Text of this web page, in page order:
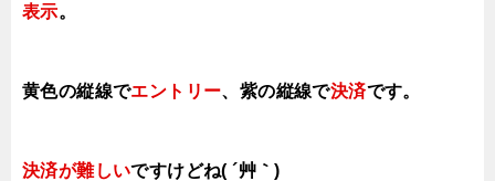
表示。
黄色の縦線でエントリー、紫の縦線で決済です。
決済が難しいですけどね( ´艸｀)